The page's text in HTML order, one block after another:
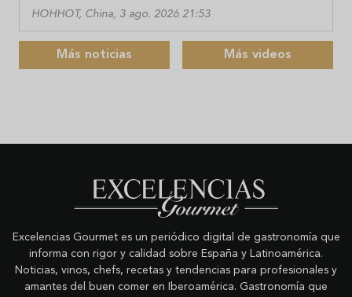
HOHHOT, China, 3 ago. 2026 21:53
Más noticias Más videos
Excelencias Gourmet es un periódico digital de gastronomía que
informa con rigor y calidad sobre España y Latinoamérica.
Noticias, vinos, chefs, recetas y tendencias para profesionales y
amantes del buen comer en Iberoamérica. Gastronomía que